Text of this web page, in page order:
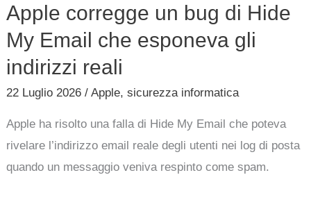
Apple corregge un bug di Hide
My Email che esponeva gli
indirizzi reali
22 Luglio 2026/Apple,sicurezza informatica
Apple ha risolto una falla di Hide My Email che poteva
rivelare l’indirizzo email reale degli utenti nei log di posta
quando un messaggio veniva respinto come spam.